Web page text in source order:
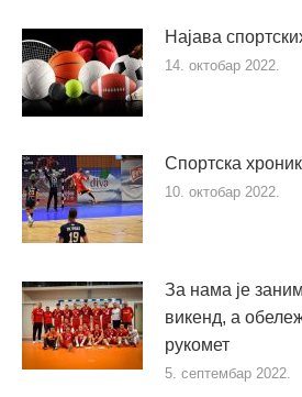
Најава
14. октобар 2022.
Спортска
10. октобар 2022.
За нама је
викенд, а
рукомет
5. септембар 2022.